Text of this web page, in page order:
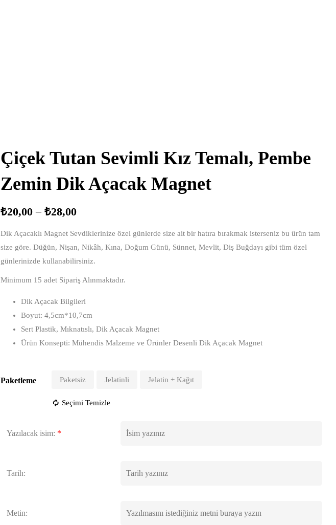
Çiçek Tutan Sevimli Kız Temalı, Pembe
Zemin Dik Açacak Magnet
₺20,00 – ₺28,00
Dik Açacaklı Magnet Sevdiklerinize özel günlerde size ait bir hatıra bırakmak isterseniz bu ürün tam
size göre. Düğün, Nişan, Nikâh, Kına, Doğum Günü, Sünnet, Mevlit, Diş Buğdayı gibi tüm özel
günlerinizde kullanabilirsiniz.
Minimum 15 adet Sipariş Alınmaktadır.
Dik Açacak Bilgileri
Boyut: 4,5cm*10,7cm
Sert Plastik, Mıknatıslı, Dik Açacak Magnet
Ürün Konsepti: Mühendis Malzeme ve Ürünler Desenli Dik Açacak Magnet
Paketleme Paketsiz Jelatinli Jelatin + Kağıt
Seçimi Temizle
Yazılacak isim: *
Tarih:
Metin: